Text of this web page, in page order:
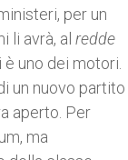
per un
li avrà, al redde
uno dei motori.
un nuovo partito
aperto. Per
ma